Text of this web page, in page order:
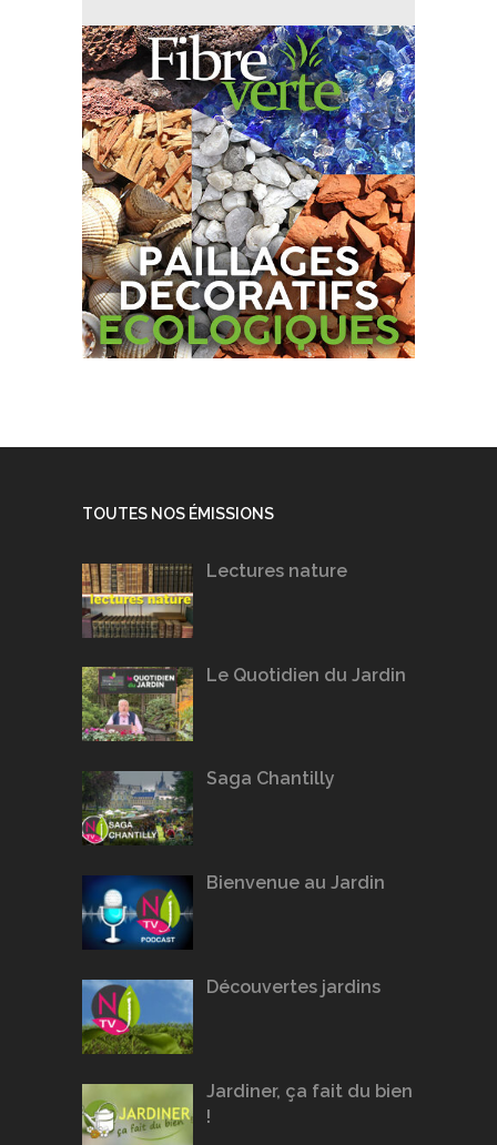
TOUTES NOS ÉMISSIONS
Lectures nature
Le Quotidien du Jardin
Saga Chantilly
Bienvenue au Jardin
Découvertes jardins
Jardiner, ça fait du bien
!